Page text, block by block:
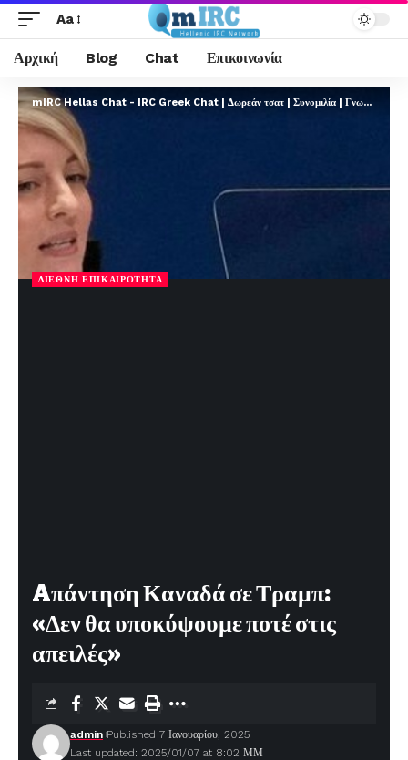
Aa
Αρχική Blog Chat Επικοινωνία
mIRC Hellas Chat - IRC Greek Chat | Δωρεάν τσατ | Συνομιλία | Γνωριμίες | FREE
ΔΙΕΘΝΉ ΕΠΙΚΑΙΡΌΤΗΤΑ
Aπάντηση Καναδά σε Τραμπ:
«Δεν θα υποκύψουμε ποτέ στις
απειλές»
Last updated: 2025/01/07 at 8:02 ΜΜ
admin Published 7 Ιανουαρίου, 2025